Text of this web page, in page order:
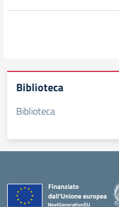
Biblioteca
Biblioteca